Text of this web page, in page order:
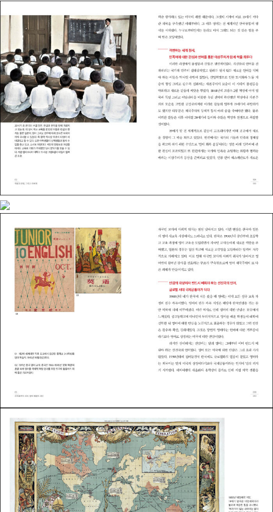
보』·『아시아경제』·『코리아헤럴드』 등에 칼럼을 쓰고 있으며, 그
이전에도 『동아일보』·『한국일보』·『중앙선데이』·『넥스트 데일리』
및 영자 신문 『코리아타임스』·『코리아중앙데일리』 등에 꾸준히
칼럼을 게재해왔음. 2012년 한국어 교육과 관련한 공로를 인정
받아 문화체육관광부 장관 표창장을 받음.